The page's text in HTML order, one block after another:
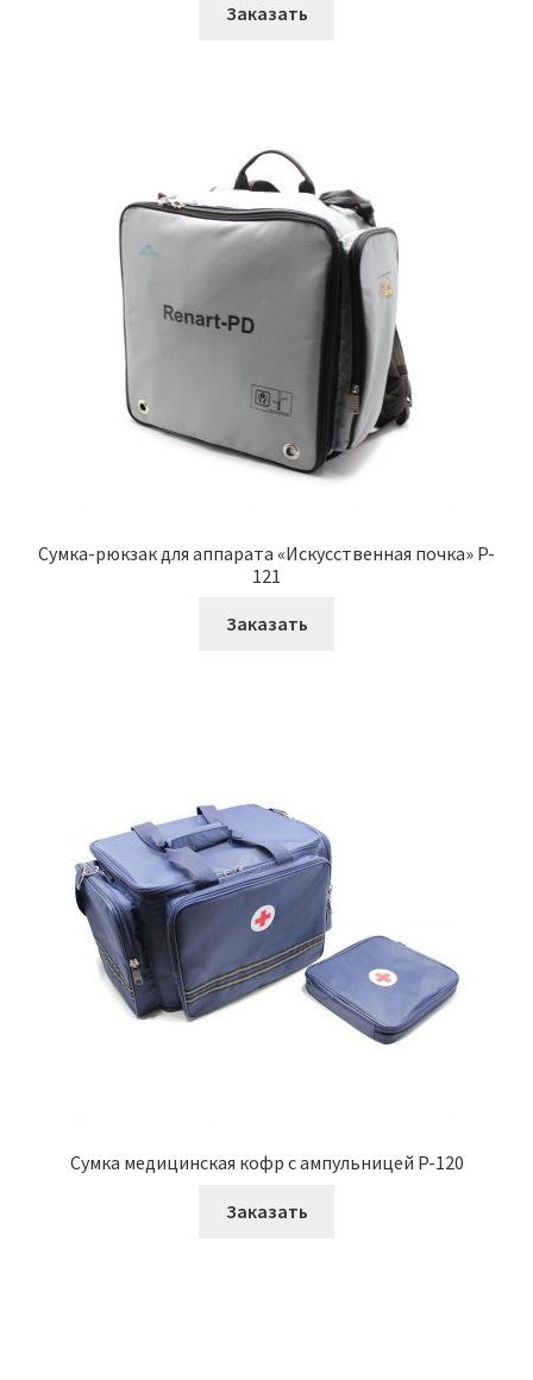
Заказать
Сумка-рюкзак для аппарата «Искусственная почка» P-
121
Заказать
Сумка медицинская кофр с ампульницей P-120
Заказать